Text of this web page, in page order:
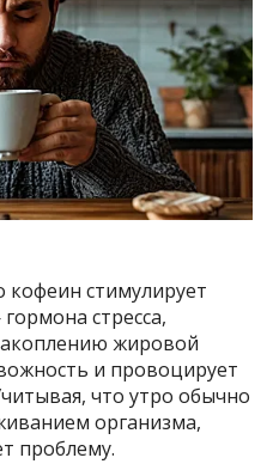
стимулирует
стресса,
жировой
и провоцирует
что утро обычно
организма,
проблему.